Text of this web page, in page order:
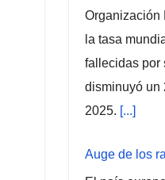
Organización
la tasa
fallecidas por
disminuyó un
2025. [...]
Auge de los